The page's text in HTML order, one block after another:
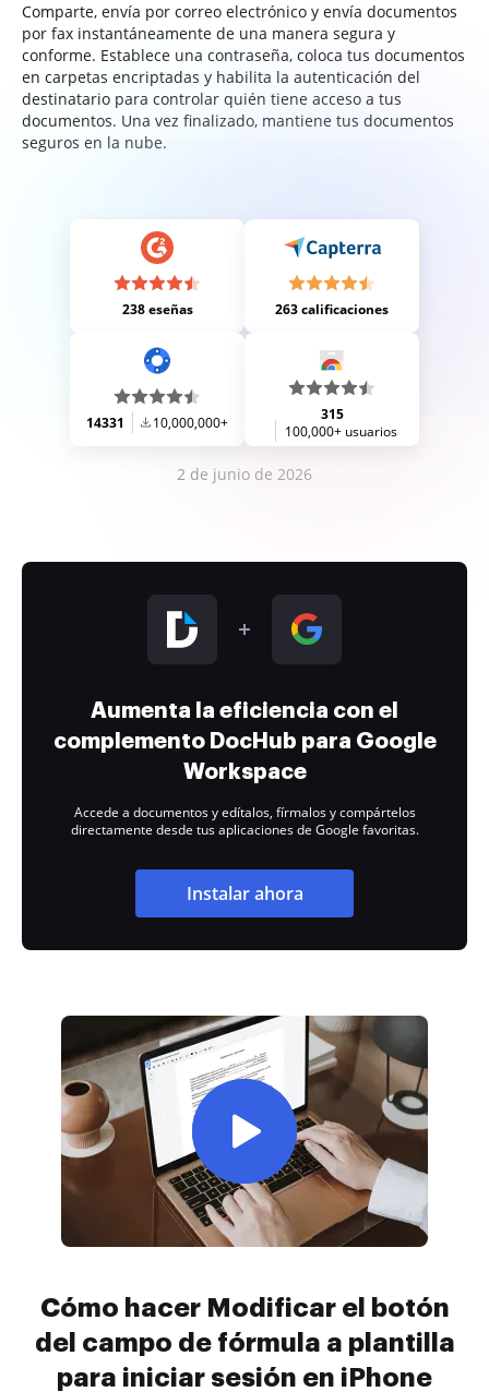
Comparte, envía por correo electrónico y envía documentos
por fax instantáneamente de una manera segura y
conforme. Establece una contraseña, coloca tus documentos
en carpetas encriptadas y habilita la autenticación del
destinatario para controlar quién tiene acceso a tus
documentos. Una vez finalizado, mantiene tus documentos
seguros en la nube.
238 eseñas 263 calificaciones
14331 10,000,000+
315
100,000+ usuarios
2 de junio de 2026
Aumenta la eficiencia con el
complemento DocHub para Google
Workspace
Accede a documentos y edítalos, fírmalos y compártelos
directamente desde tus aplicaciones de Google favoritas.
Instalar ahora
Cómo hacer Modificar el botón
del campo de fórmula a plantilla
para iniciar sesión en iPhone